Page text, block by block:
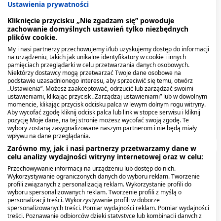
Diosminex Max, 1000 mg,
tabletki powlekane, 30
szt.
39,09 zł
Diosminex Max, 1000 mg,
tabletki powlekane, 60 szt
72,79 zł
Opis produktu
Kiedy stosować produkt?
Dawkowanie
Przeciwwskazania. Kto nie powinien
przyjmować produktu?
Pokaż więcej
Opis produktu
DIOSMINEX szybka ulga dla nóg, kosmetyk w żelu.
Kiedy stosować produkt?
Ustawienia prywatności
Kliknięcie przycisku „Nie zgadzam się” powoduje
zachowanie domyślnych ustawień tylko niezbędnych
plików cookie.
My i nasi partnerzy przechowujemy i/lub uzyskujemy dostęp do informacji
na urządzeniu, takich jak unikalne identyfikatory w cookie i innych
pamięciach przeglądarki w celu przetwarzania danych osobowych.
Niektórzy dostawcy mogą przetwarzać Twoje dane osobowe na
podstawie uzasadnionego interesu, aby sprzeciwić się temu, otwórz
„Ustawienia”. Możesz zaakceptować, odrzucić lub zarządzać swoimi
ustawieniami, klikając przycisk „Zarządzaj ustawieniami” lub w dowolnym
momencie, klikając przycisk odcisku palca w lewym dolnym rogu witryny.
Aby wycofać zgodę kliknij odcisk palca lub link w stopce serwisu i kliknij
pozycję Moje dane, na tej stronie możesz wycofać swoją zgodę. Te
wybory zostaną zasygnalizowane naszym partnerom i nie będą miały
wpływu na dane przeglądania.
Zarówno my, jak i nasi partnerzy przetwarzamy dane w
celu analizy wydajności witryny internetowej oraz w celu:
Przechowywanie informacji na urządzeniu lub dostęp do nich.
Wykorzystywanie ograniczonych danych do wyboru reklam. Tworzenie
profili związanych z personalizacją reklam. Wykorzystanie profili do
wyboru spersonalizowanych reklam. Tworzenie profili z myślą o
personalizacji treści. Wykorzystywanie profili w doborze
spersonalizowanych treści. Pomiar wydajności reklam. Pomiar wydajności
treści. Poznawanie odbiorców dzięki statystyce lub kombinacji danych z